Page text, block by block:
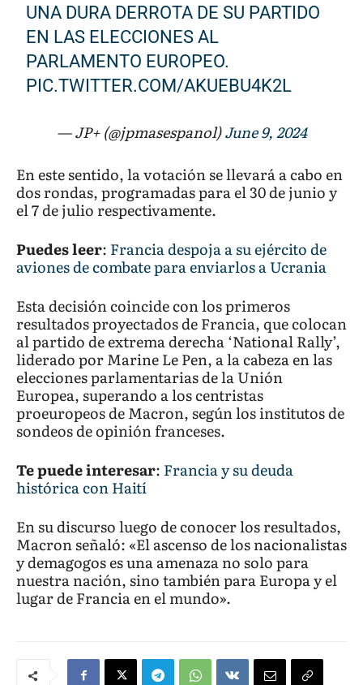
UNA DURA DERROTA DE SU PARTIDO
EN LAS ELECCIONES AL
PARLAMENTO EUROPEO.
PIC.TWITTER.COM/AKUEBU4K2L
— JP+ (@jpmasespanol)June 9, 2024
En este sentido, la votación se llevará a cabo en
dos rondas, programadas para el 30 de junio y
el 7 de julio respectivamente.
Puedes leer: Francia despoja a su ejército de
aviones de combate para enviarlos a Ucrania
Esta decisión coincide con los primeros
resultados proyectados de Francia, que colocan
al partido de extrema derecha ‘National Rally’,
liderado por Marine Le Pen, a la cabeza en las
elecciones parlamentarias de la Unión
Europea, superando a los centristas
proeuropeos de Macron, según los institutos de
sondeos de opinión franceses.
Te puede interesar: Francia y su deuda
histórica con Haití
En su discurso luego de conocer los resultados,
Macron señaló: «El ascenso de los nacionalistas
y demagogos es una amenaza no solo para
nuestra nación, sino también para Europa y el
lugar de Francia en el mundo».